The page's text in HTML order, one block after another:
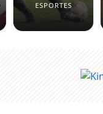
ESPORTES